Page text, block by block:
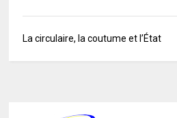
La circulaire, la coutume et l’État